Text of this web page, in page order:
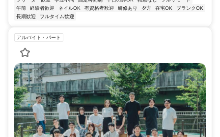
午前
経験者歓迎 ネイルOK 有資格者歓迎 研修あり 夕方 在宅OK
ブランクOK
長期歓迎
フルタイム歓迎
アルバイト・パート